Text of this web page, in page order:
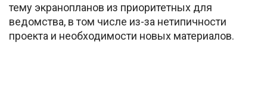
тему экранопланов из приоритетных для
ведомства, в том числе из-за нетипичности
проекта и необходимости новых материалов.